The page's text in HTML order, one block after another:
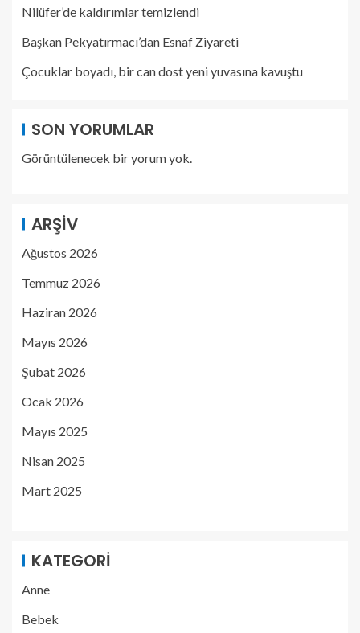
Nilüfer’de kaldırımlar temizlendi
Başkan Pekyatırmacı’dan Esnaf Ziyareti
Çocuklar boyadı, bir can dost yeni yuvasına kavuştu
SON YORUMLAR
Görüntülenecek bir yorum yok.
ARŞIV
Ağustos 2026
Temmuz 2026
Haziran 2026
Mayıs 2026
Şubat 2026
Ocak 2026
Mayıs 2025
Nisan 2025
Mart 2025
KATEGORI
Anne
Bebek